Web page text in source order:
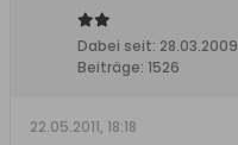
Dabei seit: 28.03.2009
Beiträge: 1526
22.05.2011, 18:18